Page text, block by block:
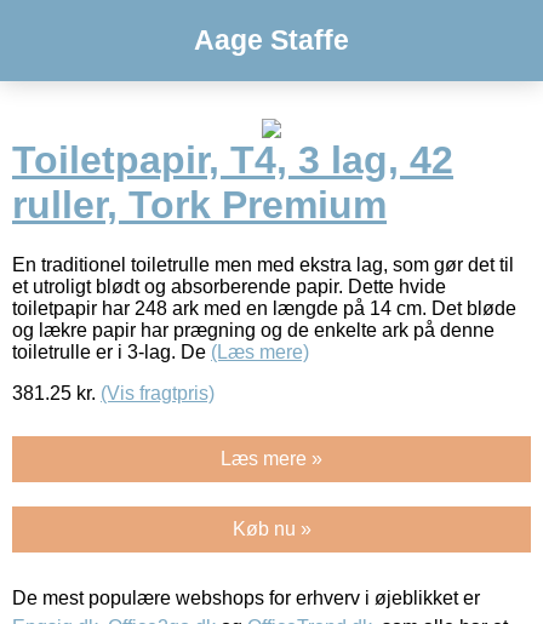
Aage Staffe
Toiletpapir, T4, 3 lag, 42
ruller, Tork Premium
En traditionel toiletrulle men med ekstra lag, som gør det til
et utroligt blødt og absorberende papir. Dette hvide
toiletpapir har 248 ark med en længde på 14 cm. Det bløde
og lækre papir har prægning og de enkelte ark på denne
toiletrulle er i 3-lag. De (Læs mere)
381.25 kr. (Vis fragtpris)
Læs mere »
Køb nu »
De mest populære webshops for erhverv i øjeblikket er